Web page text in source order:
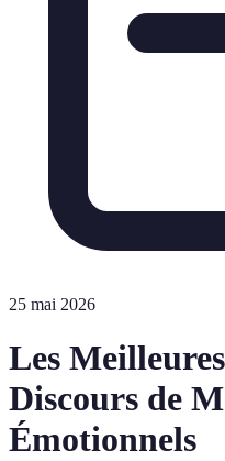
25 mai 2026
Les
Discours de
Émotionnels